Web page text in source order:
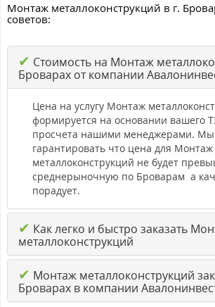
Монтаж металлоконструкций в г.
советов:
✔ Стоимость на Монтаж
Броварах от компании
Цена на услугу Монтаж
формируется на основании вашего
просчета нашими менеджерами.
гарантировать что цена для Монтаж
металлоконструкций не будет
среднерыночную по Броварам а
порадует.
✔ Как легко и быстро заказать
металлоконструкций
✔ Монтаж металлоконструкций
Броварах в компании